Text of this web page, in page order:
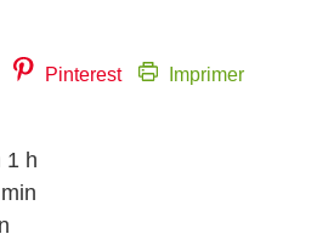
Pinterest Imprimer
1 heure
h
minutes
min